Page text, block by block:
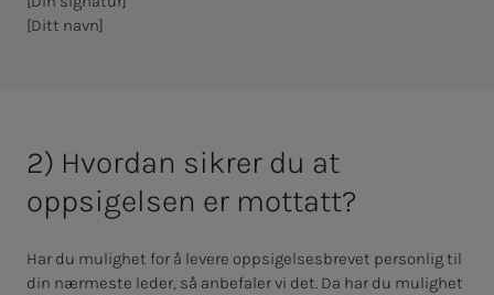
[Ditt navn]
2) Hvordan sikrer du at
oppsigelsen er mottatt?
Har du mulighet for å levere oppsigelsesbrevet personlig til
din nærmeste leder, så anbefaler vi det. Da har du mulighet